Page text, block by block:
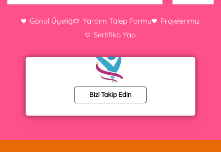
Gönül Üyeliği Yardım Talep Formu
Projelerimiz
Sertifika Yap
Bizi Takip Edin